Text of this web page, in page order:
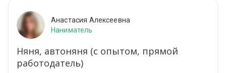
Анастасия Алексеевна
Наниматель
Няня, автоняня (с опытом, прямой
работодатель)